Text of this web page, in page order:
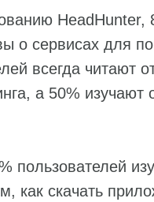
HeadHunter,
о сервисах для
всегда читают
а 50%
пользователей
как скачать